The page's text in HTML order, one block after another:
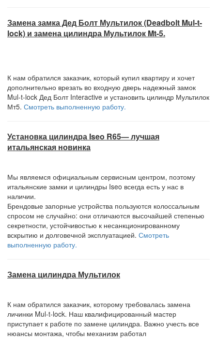
Замена замка Дед Болт Мультилок (Deadbolt Mul-t-
lock) и замена цилиндра Мультилок Mt-5.
К нам обратился заказчик, который купил квартиру и хочет
дополнительно врезать во входную дверь надежный замок
Mul-t-lock Дед Болт Interactive и установить цилиндр Мультилок
Мт5. Смотреть выполненную работу.
Установка цилиндра Iseo R65— лучшая
итальянская новинка
Мы являемся официальным сервисным центром, поэтому
итальянские замки и цилиндры Iseo всегда есть у нас в
наличии.
Брендовые запорные устройства пользуются колоссальным
спросом не случайно: они отличаются высочайшей степенью
секретности, устойчивостью к несанкционированному
вскрытию и долговечной эксплуатацией. Смотреть
выполненную работу.
Замена цилиндра Мультилок
К нам обратился заказчик, которому требовалась замена
личинки Mul-t-lock. Наш квалифицированный мастер
приступает к работе по замене цилиндра. Важно учесть все
нюансы монтажа, чтобы механизм работал